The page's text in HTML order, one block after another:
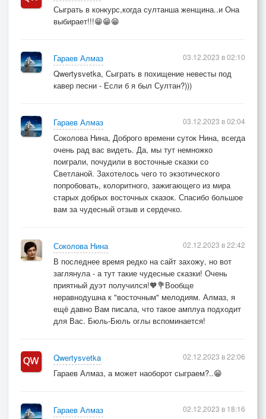
Сыграть в конкурс,когда султанша женщина..и Она
выбирает!!!😁😁😁
Гараев Алмаз
Qwertysvetka, Сыграть в похищение невесты под
кавер песни - Если б я был Султан?)))
03.12.2023 в 02:10
Гараев Алмаз
Соколова Нина, Доброго времени суток Нина, всегда
очень рад вас видеть. Да, мы тут немножко
поиграли, почудили в восточные сказки со
Светланой. Захотелось чего то экзотического
попробовать, колоритного, зажигающего из мира
старых добрых восточных сказок. Спасибо большое
вам за чудесный отзыв и сердечко.
03.12.2023 в 02:04
Соколова Нина
В последнее время редко на сайт захожу, но вот
заглянула - а тут такие чудесные сказки! Очень
приятный дуэт получился!🧡💐Вообще
неравнодушна к "восточным" мелодиям. Алмаз, я
ещё давно Вам писала, что такое амплуа подходит
для Вас. Бюль-Бюль оглы вспоминается!
02.12.2023 в 22:42
Qwertysvetka
Гараев Алмаз, а может наоборот сыграем?..😁
02.12.2023 в 22:06
Гараев Алмаз
02.12.2023 в 18:16